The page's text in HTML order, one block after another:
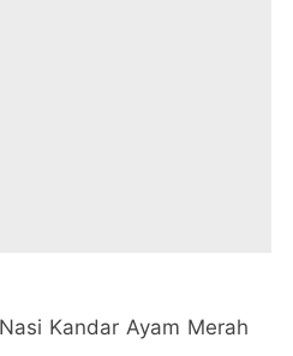
Kandar Ayam Merah